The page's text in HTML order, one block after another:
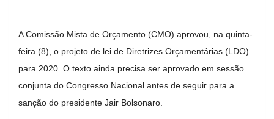
A Comissão Mista de Orçamento (CMO) aprovou, na quinta-
feira (8), o projeto de lei de Diretrizes Orçamentárias (LDO)
para 2020. O texto ainda precisa ser aprovado em sessão
conjunta do Congresso Nacional antes de seguir para a
sanção do presidente Jair Bolsonaro.